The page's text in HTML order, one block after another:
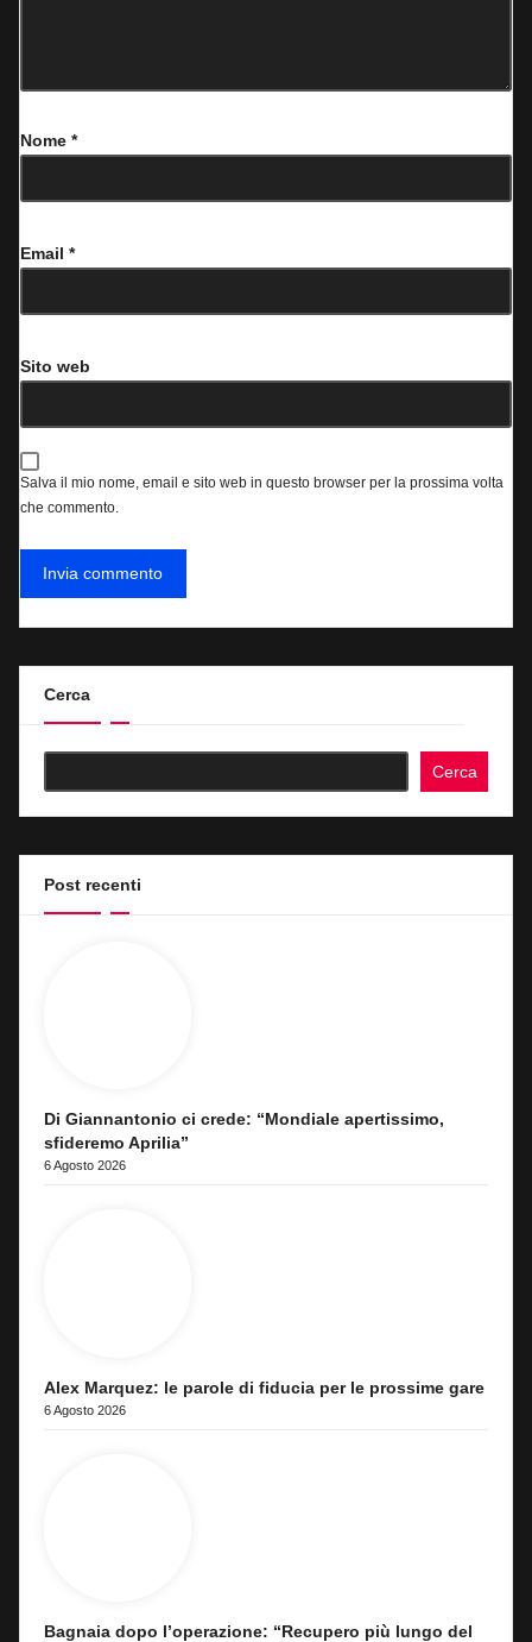
Nome *
Email *
Sito web
Salva il mio nome, email e sito web in questo browser per la prossima volta
che commento.
Cerca
Cerca
Post recenti
Di Giannantonio ci crede: “Mondiale apertissimo,
sfideremo Aprilia”
6 Agosto 2026
Alex Marquez: le parole di fiducia per le prossime gare
6 Agosto 2026
Bagnaia dopo l’operazione: “Recupero più lungo del